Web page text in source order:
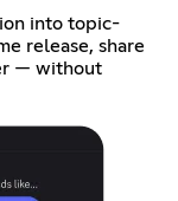
into topic-
release, share
— without